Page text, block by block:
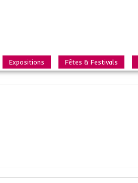
Expositions Fêtes & Festivals